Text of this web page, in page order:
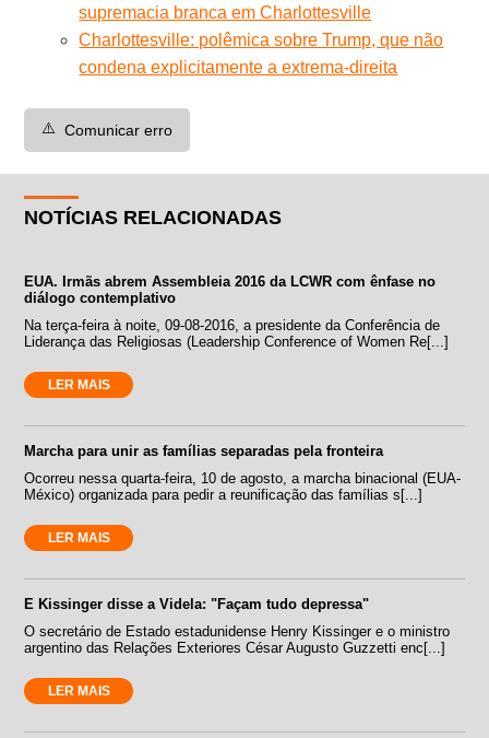
supremacia branca em Charlottesville
Charlottesville: polêmica sobre Trump, que não
condena explicitamente a extrema-direita
⚠️ Comunicar erro
NOTÍCIAS RELACIONADAS
EUA. Irmãs abrem Assembleia 2016 da LCWR com ênfase no
diálogo contemplativo
Na terça-feira à noite, 09-08-2016, a presidente da Conferência de
Liderança das Religiosas (Leadership Conference of Women Re[...]
LER MAIS
Marcha para unir as famílias separadas pela fronteira
Ocorreu nessa quarta-feira, 10 de agosto, a marcha binacional (EUA-
México) organizada para pedir a reunificação das famílias s[...]
LER MAIS
E Kissinger disse a Videla: "Façam tudo depressa"
O secretário de Estado estadunidense Henry Kissinger e o ministro
argentino das Relações Exteriores César Augusto Guzzetti enc[...]
LER MAIS